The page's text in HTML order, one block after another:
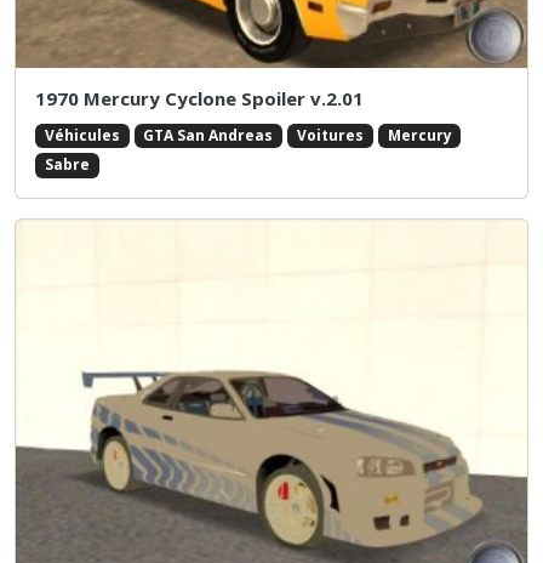
1970 Mercury Cyclone Spoiler v.2.01
Véhicules GTA San Andreas Voitures
Mercury
Sabre